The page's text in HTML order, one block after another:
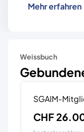
Mehr erfahren
Weissbuch
SGAIM-
CHF